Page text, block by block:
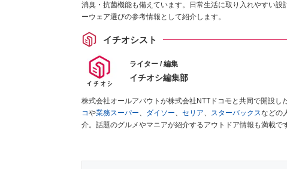
消臭・抗菌機能も備えています。日常生活に取り入れやすい
ーウェア選びの参考情報として紹介します。
イチオシスト
ライター / 編集
イチオシ編集部
株式会社オールアバウトが株式会社NTTドコモと共同で開設し
コや業務スーパー、 ダイソー、 セリア、 スターバックスなどの
介。話題のグルメやマニアが紹介するアウトドア情報も満載